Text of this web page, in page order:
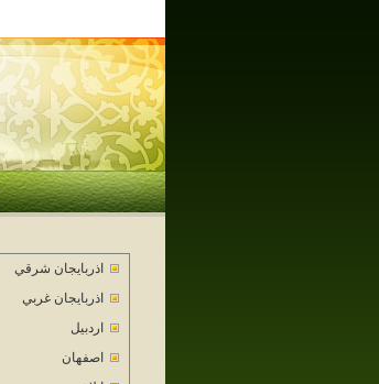
اذربايجان شرقي
اذربايجان غربي
اردبيل
اصفهان